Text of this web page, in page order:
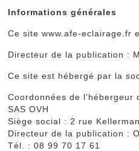
Informations générales
Ce site www.afe-eclairage.fr
Directeur de la publication :
Ce site est hébergé par la
Coordonnées de l’hébergeur
SAS OVH
Siège social : 2 rue
Directeur de la publication :
Tél. : 08 99 70 17 61